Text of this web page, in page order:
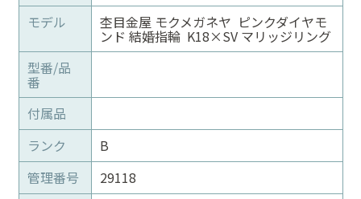
モデル
杢目金屋 モクメガネヤ ピンクダイヤモ
ンド 結婚指輪 K18×SV マリッジリング
型番/品
番
付属品
ランク
B
管理番号
29118